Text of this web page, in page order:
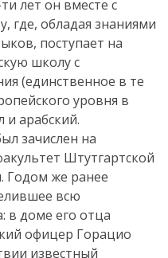
лет он вместе с
где, обладая знаниями
поступает на
школу с
(единственное в те
уровня в
и арабский.
зачислен на
Штутгартской
Годом же ранее
всю
в доме его отца
офицер Горацио
известный